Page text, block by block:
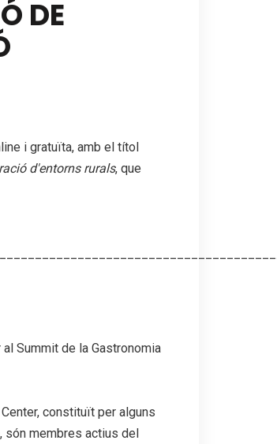
DE
i gratuïta, amb el títol
d'entorns rurals, que
Summit de la Gastronomia
constituït per alguns
són membres actius del